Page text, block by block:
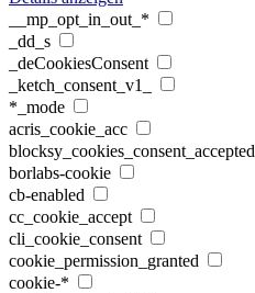
__mp_opt_in_out_*
_dd_s
_deCookiesConsent
_ketch_consent_v1_
*_mode
acris_cookie_acc
blocksy_cookies_consent_accepted
borlabs-cookie
cb-enabled
cc_cookie_accept
cli_cookie_consent
cookie_permission_granted
cookie-*